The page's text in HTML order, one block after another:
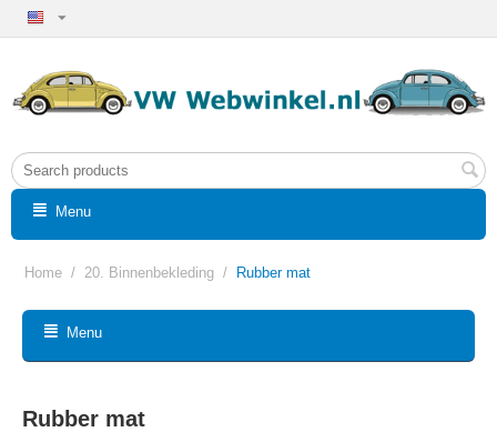
Menu
Home / 20. Binnenbekleding / Rubber mat
Menu
Rubber mat